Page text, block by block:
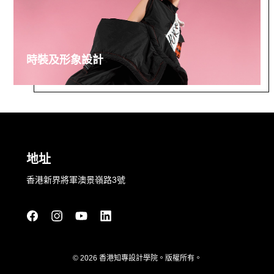
時裝及形象設計
地址
香港新界將軍澳景嶺路3號
© 2026 香港知專設計學院。版權所有。